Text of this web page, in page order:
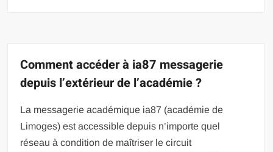
Comment accéder à ia87 messagerie
depuis l’extérieur de l’académie ?
La messagerie académique ia87 (académie de
Limoges) est accessible depuis n’importe quel
réseau à condition de maîtriser le circuit